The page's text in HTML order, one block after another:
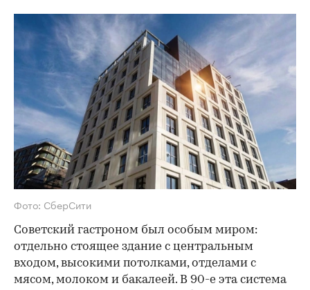
Фото: СберСити
Советский гастроном был особым миром:
отдельно стоящее здание с центральным
входом, высокими потолками, отделами с
мясом, молоком и бакалеей. В 90-е эта система